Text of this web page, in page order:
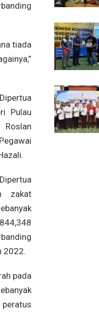
tiada
Pulau
zakat
2022.
pada